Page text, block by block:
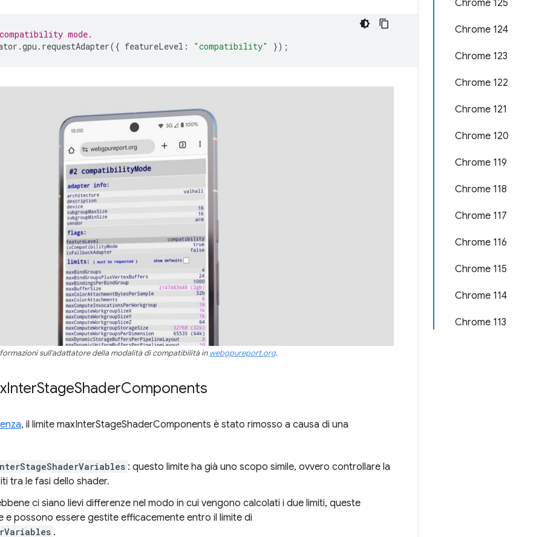
Chrome 125
Chrome 124
Chrome 123
Chrome 122
Chrome 121
Chrome 120
Chrome 119
Chrome 118
Chrome 117
Chrome 116
Chrome 115
Chrome 114
Chrome 113
mode.
.gpu . requestAdapter({ featureLevel : "compatibility" });
sull'adattatore della modalità di compatibilità inwebgpureport.org.
InterStageShaderComponents
, il limite maxInterStageShaderComponents è stato rimosso a causa di una
: questo limite ha già uno scopo simile, ovvero controllare la
tra le fasi dello shader.
ci siano lievi differenze nel modo in cui vengono calcolati i due limiti, queste
e possono essere gestite efficacemente entro il limite di
.